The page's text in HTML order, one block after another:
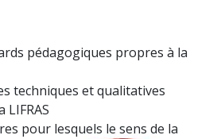
pédagogiques propres à la
techniques et qualitatives
LIFRAS
pour lesquels le sens de la